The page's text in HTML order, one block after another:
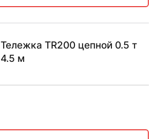
Тележка TR200 цепной 0.5 т
4.5 м